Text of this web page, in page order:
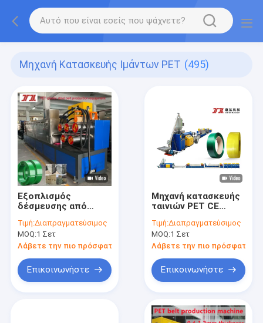
Μηχανή Κατασκευής Ιμάντων PET (495)
Εξοπλισμός
δέσμευσης από
Τιμή:Διαπραγματεύσιμος
MOQ:1 Σετ
Λάβετε την πιο πρόσφατη τιμή
Επικοινωνήστε
Μηχανή κατασκευής
ταινιών PET CE
Τιμή:Διαπραγματεύσιμος
MOQ:1 Σετ
Λάβετε την πιο πρόσφατη
Επικοινωνήστε